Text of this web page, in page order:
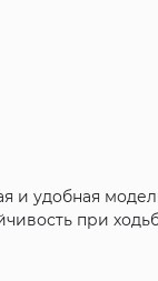
и удобная
при